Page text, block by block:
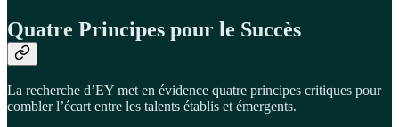
Quatre Principes pour le Succès
La recherche d’EY met en évidence quatre principes critiques pour
combler l’écart entre les talents établis et émergents.